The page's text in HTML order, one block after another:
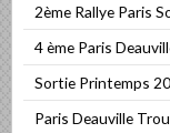
2ème Rallye Paris
4 ème Paris
Sortie Printemps
Paris Deauville